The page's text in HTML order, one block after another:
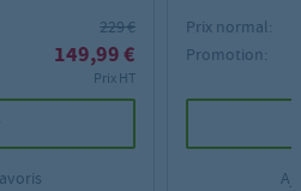
229 €
149,99 €
Prix HT
PROFI
Prix normal:
Promotion: